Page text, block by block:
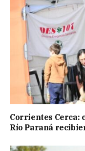
Corrientes Cerca:
Río Paraná